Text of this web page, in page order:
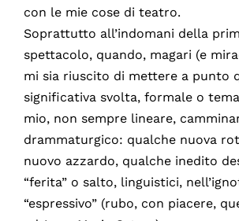
con le mie cose di teatro.
Soprattutto all’indomani della
spettacolo, quando, magari (e
mi sia riuscito di mettere a punto
significativa svolta, formale o
mio, non sempre lineare,
drammaturgico: qualche nuova
nuovo azzardo, qualche inedito
“ferita” o salto, linguistici,
“espressivo” (rubo, con piacere,